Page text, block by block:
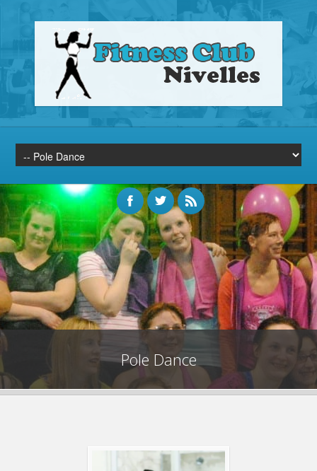
Pole Dance